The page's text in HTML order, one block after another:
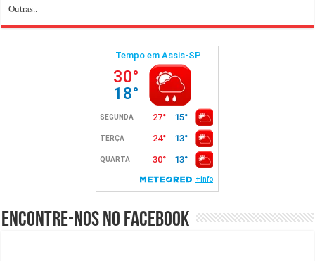
Outras..
Encontre-nos no Facebook